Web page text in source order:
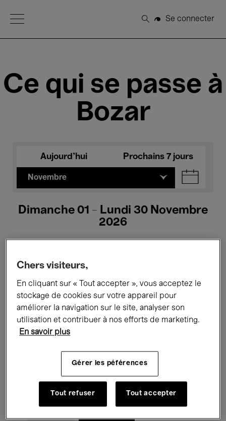
Open Menu
Rechercher
Se connecter
Ce qui se passe à
Bozar
Aujourd'hui Prochains 7 jours
Novembre
Dimanche 01 - Lundi 30 Novembre
2026
Tous les événements Concerts
Expositions Films Performances
Rencontres & Débats
Musique classique Global Music
Musique électronique
Pour tous Kids’ Palace
Chers visiteurs,
En cliquant sur « Tout accepter », vous acceptez le
stockage de cookies sur votre appareil pour
améliorer la navigation sur le site, analyser son
utilisation et contribuer à nos efforts de marketing.
En savoir plus
Gérer les péférences
Tout refuser Tout accepter